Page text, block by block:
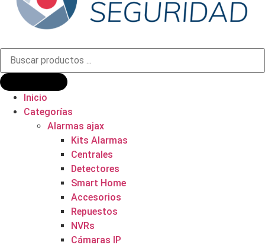
Búsqueda
productos
Inicio
Categorías
Alarmas ajax
Kits Alarmas
Centrales
Detectores
Smart Home
Accesorios
Repuestos
NVRs
Cámaras IP